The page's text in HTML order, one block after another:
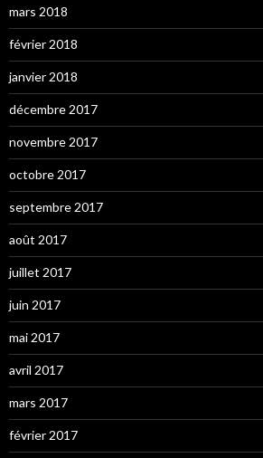
mars 2018
février 2018
janvier 2018
décembre 2017
novembre 2017
octobre 2017
septembre 2017
août 2017
juillet 2017
juin 2017
mai 2017
avril 2017
mars 2017
février 2017